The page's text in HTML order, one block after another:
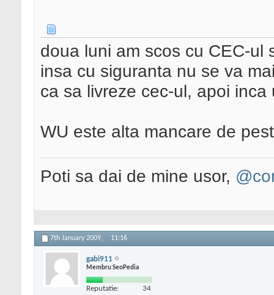
doua luni am scos cu CEC-ul
insa cu siguranta nu se va
ca sa livreze cec-ul, apoi
WU este alta mancare de
Poti sa dai de mine usor,
7th January 2009, 11:16
gabi911
Membru SeoPedia
Reputatie: 34